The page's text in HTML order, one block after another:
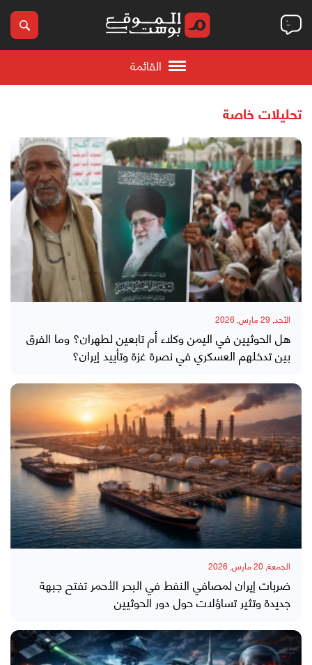
القائمة
تحليلات خاصة
الأحد, 29 مارس, 2026
هل الحوثيين في اليمن وكلاء أم تابعين لطهران؟ وما الفرق
بين تدخلهم العسكري في نصرة غزة وتأييد إيران؟
الجمعة, 20 مارس, 2026
ضربات إيران لمصافي النفط في البحر الأحمر تفتح جبهة
جديدة وتثير تساؤلات حول دور الحوثيين